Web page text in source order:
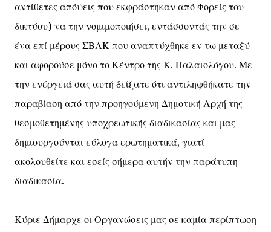
αντίθετες απόψεις που εκφράστηκαν από Φορείς του
δικτύου) να την νομιμοποιήσει, εντάσσοντάς την σε
ένα επί μέρους ΣΒΑΚ που αναπτύχθηκε εν τω μεταξύ
και αφορούσε μόνο το Κέντρο της Κ. Παλαιολόγου. Με
την ενέργειά σας αυτή δείξατε ότι αντιληφθήκατε την
παραβίαση από την προηγούμενη Δημοτική Αρχή της
θεσμοθετημένης υποχρεωτικής διαδικασίας και μας
δημιουργούνται εύλογα ερωτηματικά, γιατί
ακολουθείτε και εσείς σήμερα αυτήν την παράτυπη
διαδικασία.
Κύριε Δήμαρχε οι Οργανώσεις μας σε καμία περίπτωση